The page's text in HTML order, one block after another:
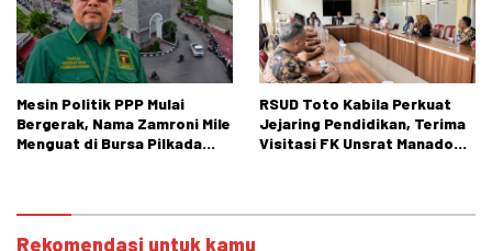
Mesin Politik PPP Mulai
Bergerak, Nama Zamroni Mile
Menguat di Bursa Pilkada
RSUD Toto Kabila Perkuat
Jejaring Pendidikan, Terima
Visitasi FK Unsrat Manado
Rekomendasi untuk kamu